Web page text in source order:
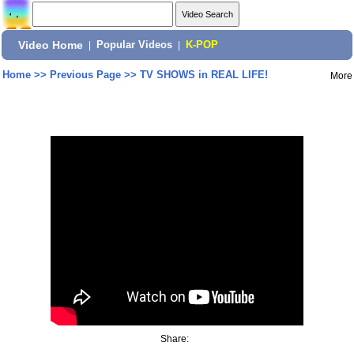
Video Home Popular Videos K-POP
Home>> Previous Page>> TV SHOWS in REAL LIFE! More
Share: